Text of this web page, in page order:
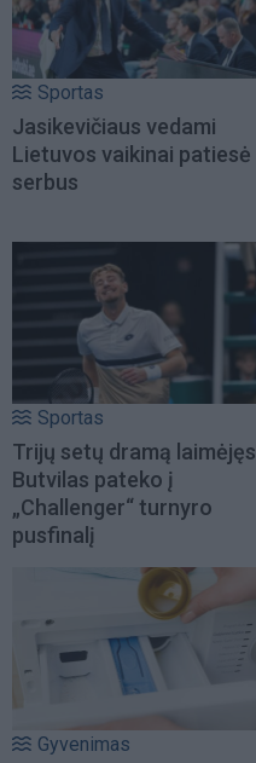
Sportas
Jasikevičiaus vedami
Lietuvos vaikinai patiesė
serbus
Sportas
Trijų setų dramą laimėjęs
Butvilas pateko į
„Challenger“ turnyro
pusfinalį
Gyvenimas